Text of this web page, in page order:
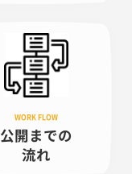
公開までの
流れ